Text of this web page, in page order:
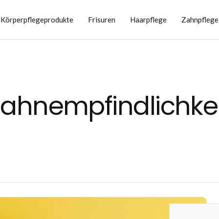
Körperpflegeprodukte Frisuren Haarpflege Zahnpflege